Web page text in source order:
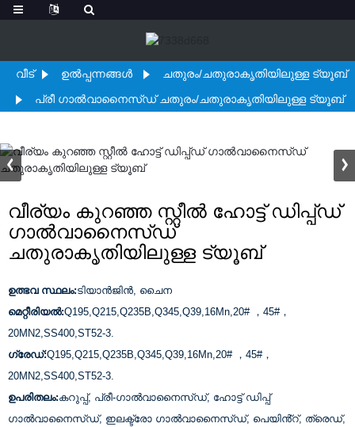
വീട് ഉൽപ്പന്നങ്ങൾ
ചതുരം/ചതുരാകൃതിയിലുള്ള ട്യൂബ്
പ്രീ ഗാൽവാനൈസ്ഡ് ചതുരം/ചതുരാകൃതിയിലുള്ള ട്യൂബ്
വീര്യം കുറഞ്ഞ സ്റ്റീൽ ഹോട്ട് ഡിപ്പ്ഡ്
ഗാൽവാനൈസ്ഡ്
ചതുരാകൃതിയിലുള്ള ട്യൂബ്
ഉത്ഭവ സ്ഥലം:ടിയാൻജിൻ, ചൈന
മെറ്റീരിയൽ:Q195,Q215,Q235B,Q345,Q39,16Mn,20# ，45#，
20MN2,SS400,ST52-3.
ഗ്രേഡ്:Q195,Q215,Q235B,Q345,Q39,16Mn,20# ，45#，
20MN2,SS400,ST52-3.
ഉപരിതലം:കറുപ്പ്, പ്രീ-ഗാൽവാനൈസ്ഡ്, ഹോട്ട് ഡിപ്പ്
ഗാൽവാനൈസ്ഡ്, ഇലക്ട്രോ ഗാൽവാനൈസ്ഡ്, പെയിൻ്റ്, ത്രെഡ്,